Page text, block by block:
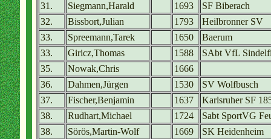
31.
Siegmann,Harald 1693
SF Biberach
32.
Bissbort,Julian 1793
Heilbronner SV
33.
Spreemann,Tarek 1650
Baerum
33.
Giricz,Thomas 1588
SAbt VfL
35.
Nowak,Chris
1666
36.
Dahmen,Jürgen 1530
SV Wolfbusch
37.
Fischer,Benjamin 1637
Karlsruher SF
38.
Rudhart,Michael 1724
Sabt SportVG
38.
Sörös,Martin-Wolf 1669
SK Heidenheim